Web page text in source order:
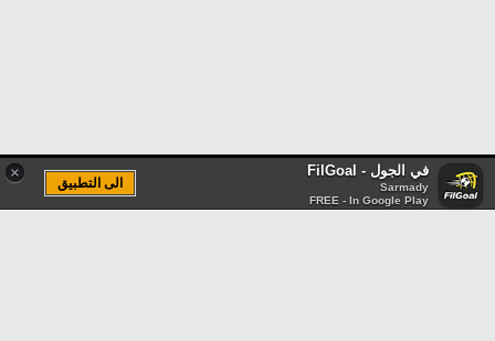
× في الجول - FilGoal
Sarmady
FREE - In Google Play
الى التطبيق